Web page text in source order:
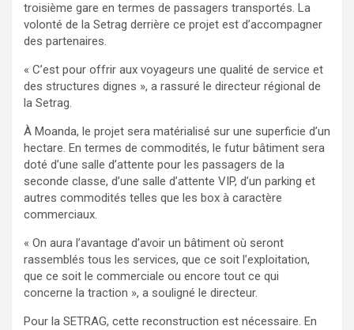
troisième gare en termes de passagers transportés. La
volonté de la Setrag derrière ce projet est d’accompagner
des partenaires.
« C’est pour offrir aux voyageurs une qualité de service et
des structures dignes », a rassuré le directeur régional de
la Setrag.
À Moanda, le projet sera matérialisé sur une superficie d’un
hectare. En termes de commodités, le futur bâtiment sera
doté d’une salle d’attente pour les passagers de la
seconde classe, d’une salle d’attente VIP, d’un parking et
autres commodités telles que les box à caractère
commerciaux.
« On aura l’avantage d’avoir un bâtiment où seront
rassemblés tous les services, que ce soit l’exploitation,
que ce soit le commerciale ou encore tout ce qui
concerne la traction », a souligné le directeur.
Pour la SETRAG, cette reconstruction est nécessaire. En